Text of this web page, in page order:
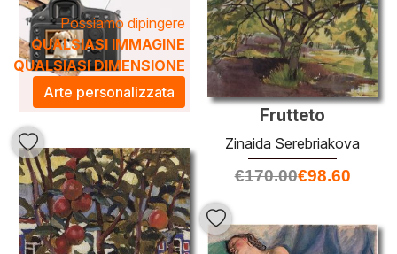
Possiamo dipingere
QUALSIASI IMMAGINE
QUALSIASI DIMENSIONE
Arte personalizzata
Frutteto
Zinaida Serebriakova
€170.00€98.60